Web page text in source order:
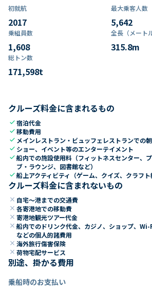
初就航
2017
最大乗客人数
5,642
乗組員数​
1,608
全長（メートル
315.8m
総トン数​
171,598t
クルーズ料金に含まれるもの
check宿泊代金
check移動費用
check メインレストラン・ビュッフェレストランでの
check ショー、イベント等のエンターテイメント
check船内での施設使用料（フィットネスセンター、
ブ・ラウンジ、図書館など）
check船上アクティビティ（ゲーム、クイズ、クラフト
クルーズ料金に含まれないもの
close 自宅～港までの交通費
close 各寄港地での移動費
close 寄港地観光ツアー代金
close 船内でのドリンク代金、カジノ、ショップ、
などの個人的諸費用
close 海外旅行傷害保険
close 荷物宅配サービス
別途、掛かる費用
乗船時のお支払い